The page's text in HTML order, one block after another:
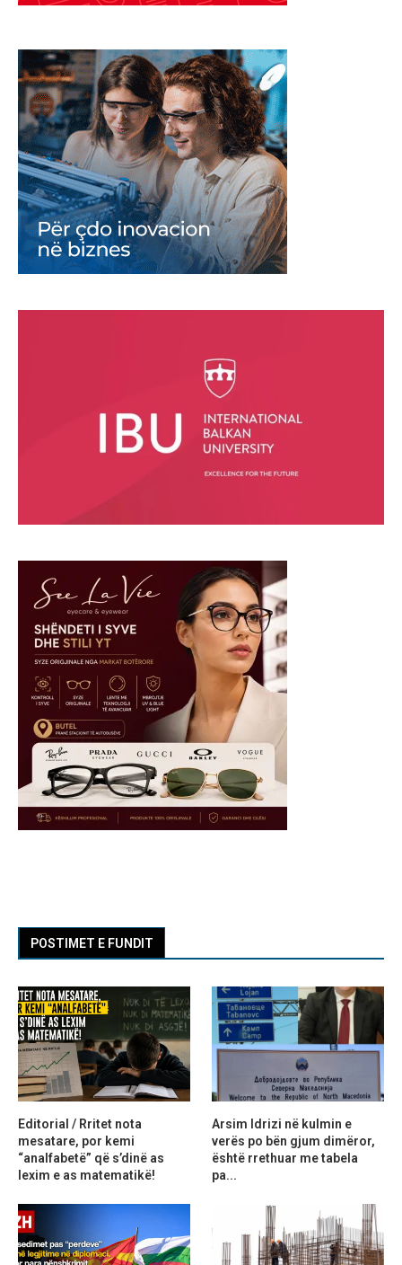
POSTIMET E FUNDIT
Editorial / Rritet nota
mesatare, por kemi
“analfabetë” që s’dinë as
lexim e as matematikë!
Arsim Idrizi në kulmin e
verës po bën gjum dimëror,
është rrethuar me tabela
pa...